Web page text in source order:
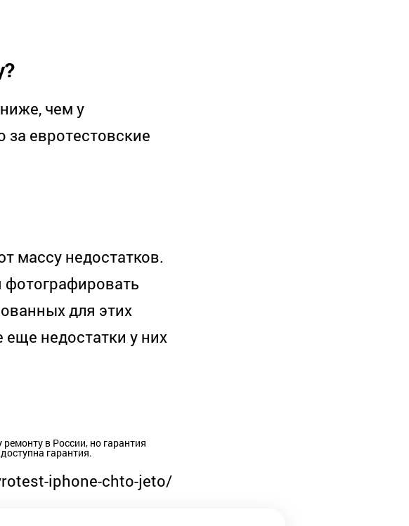
чем у
за евротестовские
массу недостатков.
для этих
еще недостатки у них
в России, но гарантия
гарантия.
iphone-chto-jeto/